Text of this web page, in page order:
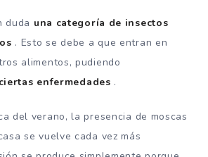
duda una categoría de insectos
. Esto se debe a que entran en
alimentos, pudiendo
enfermedades .
del verano, la presencia de moscas
se vuelve cada vez más